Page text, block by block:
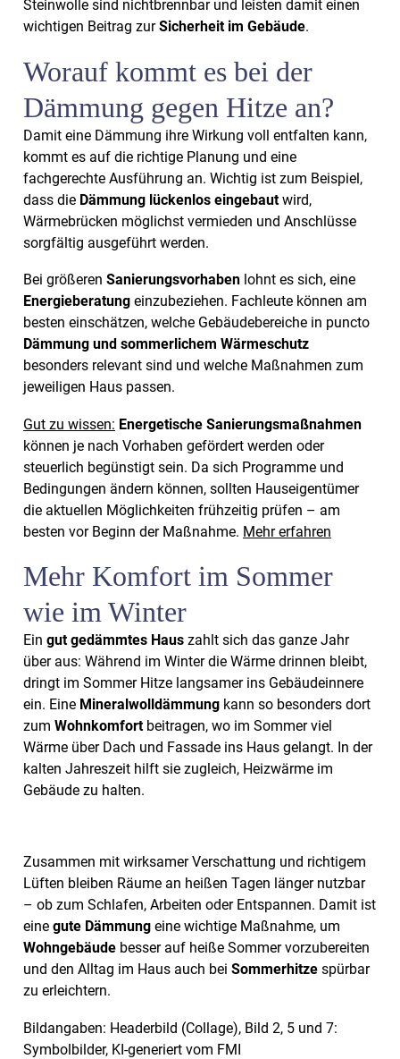
Steinwolle sind nichtbrennbar und leisten damit einen
wichtigen Beitrag zurSicherheit im Gebäude.
Worauf kommt es bei der
Dämmung gegen Hitze an?
Damit eine Dämmung ihre Wirkung voll entfalten kann,
kommt es auf die richtige Planung und eine
fachgerechte Ausführung an. Wichtig ist zum Beispiel,
dass die Dämmung lückenlos eingebautwird,
Wärmebrücken möglichst vermieden und Anschlüsse
sorgfältig ausgeführt werden.
Bei größeren Sanierungsvorhaben lohnt es sich, eine
Energieberatung einzubeziehen. Fachleute können am
besten einschätzen, welche Gebäudebereiche in puncto
Dämmung und sommerlichem Wärmeschutz
besonders relevant sind und welche Maßnahmen zum
jeweiligen Haus passen.
Gut zu wissen: Energetische Sanierungsmaßnahmen
können je nach Vorhaben gefördert werden oder
steuerlich begünstigt sein. Da sich Programme und
Bedingungen ändern können, sollten Hauseigentümer
die aktuellen Möglichkeiten frühzeitig prüfen – am
besten vor Beginn der Maßnahme. Mehr erfahren
Mehr Komfort im Sommer
wie im Winter
Ein gut gedämmtes Haus zahlt sich das ganze Jahr
über aus: Während im Winter die Wärme drinnen bleibt,
dringt im Sommer Hitze langsamer ins Gebäudeinnere
ein. Eine Mineralwolldämmung kann so besonders dort
zum Wohnkomfortbeitragen, wo im Sommer viel
Wärme über Dach und Fassade ins Haus gelangt. In der
kalten Jahreszeit hilft sie zugleich, Heizwärme im
Gebäude zu halten.
Zusammen mit wirksamer Verschattung und richtigem
Lüften bleiben Räume an heißen Tagen länger nutzbar
– ob zum Schlafen, Arbeiten oder Entspannen. Damit ist
eine gute Dämmung eine wichtige Maßnahme, um
Wohngebäude besser auf heiße Sommer vorzubereiten
und den Alltag im Haus auch bei Sommerhitze spürbar
zu erleichtern.
Bildangaben: Headerbild (Collage), Bild 2, 5 und 7:
Symbolbilder, KI-generiert vom FMI